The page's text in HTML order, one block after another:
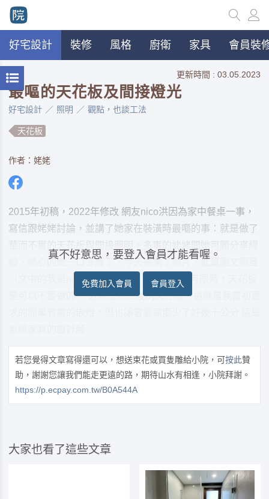
好宅設計 裝修 風格 廚衛 家具 會員裝
更新時間 : 03.05.2023
最嘔的天花板及間接燈光
好宅設計 照明 觀點，也談工法
天花板
作者：姥姥
2015年初稿，2022年修改 網友nico洪因為家中餐桌一事，
寫信跟姥姥討論，並講了她家在裝潢時最嘔的事：就是做了
驗，熱心的她一口答應了，今天寄來了照片，此篇圖文照登
（文中的我是nico），希望大家在裝潢預算有限時，天花板
是可以不要做的。 這就是完工後的天花板，這就是我當初要
真不好意思，要登入會員才能看喔。
免費加入會員 會員登入
若您覺得文章寫得還可以，想送束花或買隻雕給小院，可按此贊
助，謝謝您讓我們能走更遠的路，期待山水有相逢，小院拜謝。
https://p.ecpay.com.tw/B0A544A
大家也看了這些文章